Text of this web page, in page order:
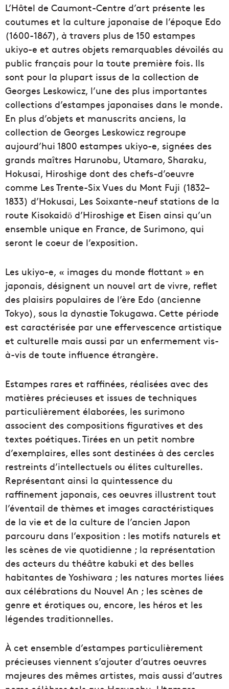
L’Hôtel de Caumont-Centre d’art présente les
coutumes et la culture japonaise de l’époque Edo
(1600-1867), à travers plus de 150 estampes
ukiyo-e et autres objets remarquables dévoilés au
public français pour la toute première fois. Ils
sont pour la plupart issus de la collection de
Georges Leskowicz, l’une des plus importantes
collections d’estampes japonaises dans le monde.
En plus d’objets et manuscrits anciens, la
collection de Georges Leskowicz regroupe
aujourd’hui 1800 estampes ukiyo-e, signées des
grands maîtres Harunobu, Utamaro, Sharaku,
Hokusai, Hiroshige dont des chefs-d’oeuvre
comme Les Trente-Six Vues du Mont Fuji (1832–
1833) d’Hokusai, Les Soixante-neuf stations de la
route Kisokaidō d’Hiroshige et Eisen ainsi qu’un
ensemble unique en France, de Surimono, qui
seront le coeur de l’exposition.
Les ukiyo-e, « images du monde flottant » en
japonais, désignent un nouvel art de vivre, reflet
des plaisirs populaires de l’ère Edo (ancienne
Tokyo), sous la dynastie Tokugawa. Cette période
est caractérisée par une effervescence artistique
et culturelle mais aussi par un enfermement vis-
à-vis de toute influence étrangère.
Estampes rares et raffinées, réalisées avec des
matières précieuses et issues de techniques
particulièrement élaborées, les surimono
associent des compositions figuratives et des
textes poétiques. Tirées en un petit nombre
d’exemplaires, elles sont destinées à des cercles
restreints d’intellectuels ou élites culturelles.
Représentant ainsi la quintessence du
raffinement japonais, ces oeuvres illustrent tout
l’éventail de thèmes et images caractéristiques
de la vie et de la culture de l’ancien Japon
parcouru dans l’exposition : les motifs naturels et
les scènes de vie quotidienne ; la représentation
des acteurs du théâtre kabuki et des belles
habitantes de Yoshiwara ; les natures mortes liées
aux célébrations du Nouvel An ; les scènes de
genre et érotiques ou, encore, les héros et les
légendes traditionnelles.
À cet ensemble d’estampes particulièrement
précieuses viennent s’ajouter d’autres oeuvres
majeures des mêmes artistes, mais aussi d’autres